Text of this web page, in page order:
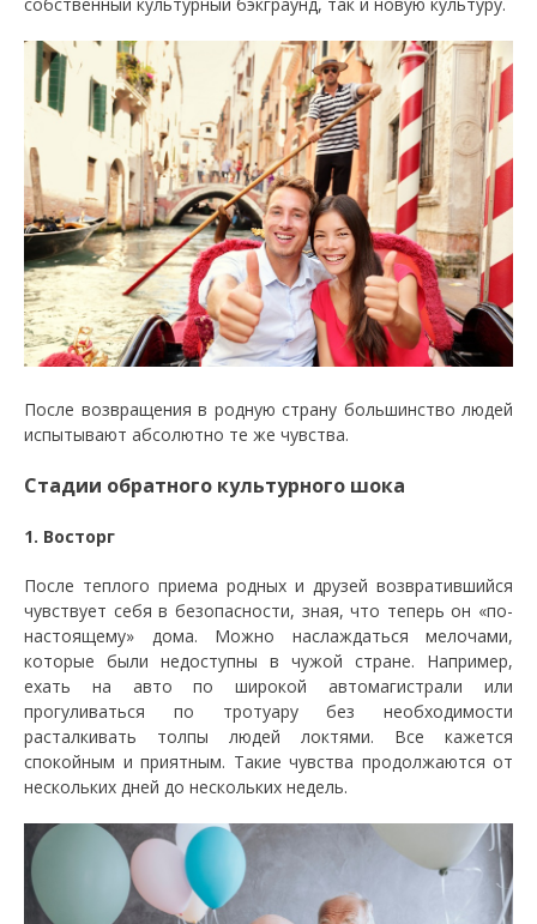
собственный культурный бэкграунд, так и новую культуру.
После возвращения в родную страну большинство людей
испытывают абсолютно те же чувства.
Стадии обратного культурного шока
1. Восторг
После теплого приема родных и друзей возвратившийся
чувствует себя в безопасности, зная, что теперь он «по-
настоящему» дома. Можно наслаждаться мелочами,
которые были недоступны в чужой стране. Например,
ехать на авто по широкой автомагистрали или
прогуливаться по тротуару без необходимости
расталкивать толпы людей локтями. Все кажется
спокойным и приятным. Такие чувства продолжаются от
нескольких дней до нескольких недель.